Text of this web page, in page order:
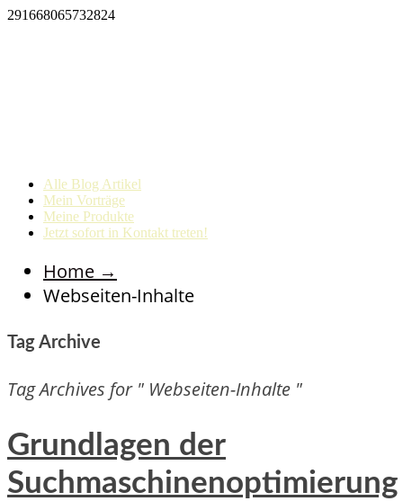
291668065732824
Alle Blog Artikel
Mein Vorträge
Meine Produkte
Jetzt sofort in Kontakt treten!
Home →
Webseiten-Inhalte
Tag Archive
Tag Archives for " Webseiten-Inhalte "
Grundlagen der
Suchmaschinenoptimierung